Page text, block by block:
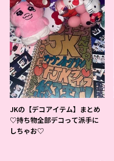
JKの【デコアイテム】まとめ
♡持ち物全部デコって派手に
しちゃお♡